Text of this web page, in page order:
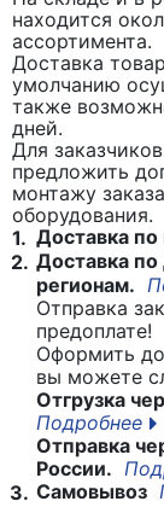
находится
ассортимента.
Доставка
умолчанию
также
дней.
Для
предложить
монтажу
оборудования.
1. Доставка по
2. Доставка
регионам.
Отправка
предоплате!
Оформить
вы можете
Отгрузка
Подробнее
Отправка
России.
3. Самовывоз